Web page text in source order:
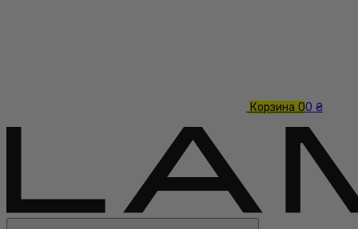
Корзина 00 ₴